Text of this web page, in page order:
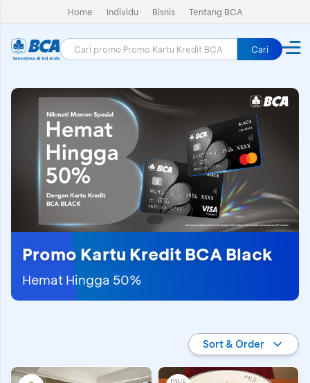
Home Individu Bisnis Tentang BCA
Cari
Promo Kartu Kredit BCA Black
Hemat Hingga 50%
Sort & Order